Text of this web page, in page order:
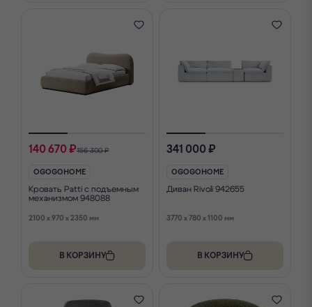
140 670 ₽156 300 ₽
OGOGOHOME
Кровать Patti с подъемным
механизмом 948088
2100 x 970 x 2350 мм
В КОРЗИНУ
341 000 ₽
OGOGOHOME
Диван Rivoli 942655
3770 x 780 x 1100 мм
В КОРЗИНУ